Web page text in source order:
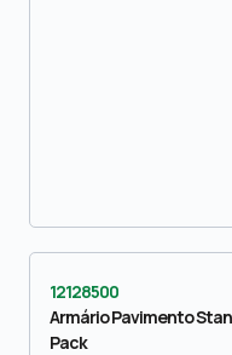
12128500
Armário Pavimento
Pack